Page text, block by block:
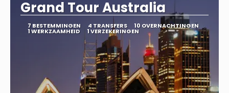
Grand Tour Australia
7 BESTEMMINGEN 4 TRANSFERS 10 OVERNACHTINGEN
1 WERKZAAMHEID 1 VERZEKERINGEN